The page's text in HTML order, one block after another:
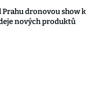
Prahu dronovou show k
nových produktů